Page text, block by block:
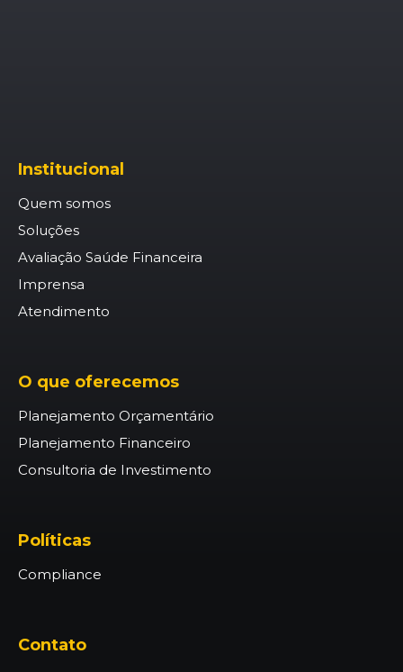
Institucional
Quem somos
Soluções
Avaliação Saúde Financeira
Imprensa
Atendimento
O que oferecemos
Planejamento Orçamentário
Planejamento Financeiro
Consultoria de Investimento
Políticas
Compliance
Contato